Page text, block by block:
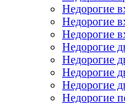
Недорогие
Недорогие
Недорогие
Недорогие
Недорогие
Недорогие
Недорогие
Недорогие